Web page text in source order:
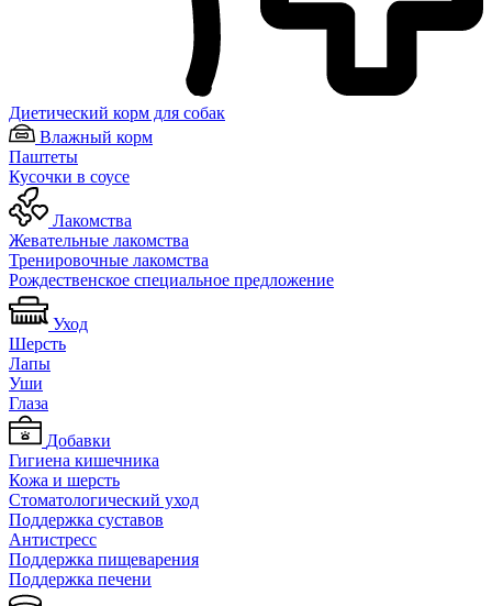
Диетический корм для собак
Влажный корм
Паштеты
Кусочки в соусе
Лакомства
Жевательные лакомства
Тренировочные лакомства
Рождественское специальное предложение
Уход
Шерсть
Лапы
Уши
Глаза
Добавки
Гигиена кишечника
Кожа и шерсть
Cтоматологический уход
Поддержка суставов
Антистресс
Поддержка пищеварения
Поддержка печени